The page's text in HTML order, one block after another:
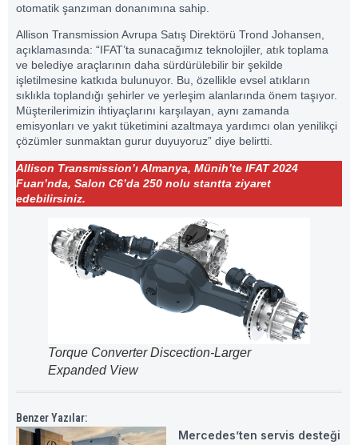
otomatik şanzıman donanımına sahip.
Allison Transmission Avrupa Satış Direktörü Trond Johansen,
açıklamasında: “IFAT’ta sunacağımız teknolojiler, atık toplama
ve belediye araçlarının daha sürdürülebilir bir şekilde
işletilmesine katkıda bulunuyor. Bu, özellikle evsel atıkların
sıklıkla toplandığı şehirler ve yerleşim alanlarında önem taşıyor.
Müşterilerimizin ihtiyaçlarını karşılayan, aynı zamanda
emisyonları ve yakıt tüketimini azaltmaya yardımcı olan yenilikçi
çözümler sunmaktan gurur duyuyoruz” diye belirtti.
Allison Transmission’ı Almanya, Münih’te IFAT 2024
Fuarı’nda, Salon C6’da 250 nolu stantta ziyaret
edebilirsiniz.
Torque Converter Discection-Larger
Expanded View
Benzer Yazılar:
Mercedes’ten servis desteği